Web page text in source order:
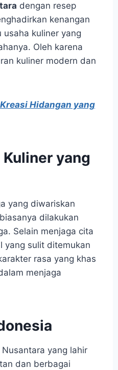
dengan resep
kenangan
kuliner yang
Oleh karena
kuliner modern dan
Hidangan yang
yang
yang diwariskan
dilakukan
Selain menjaga cita
yang sulit ditemukan
rasa yang khas
menjaga
yang lahir
dan berbagai